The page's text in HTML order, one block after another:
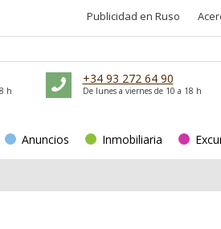
Publicidad en Ruso
h
+34 93 272 64 90
De lunes a viernes de 10 a 18 h
Anuncios Inmobiliaria